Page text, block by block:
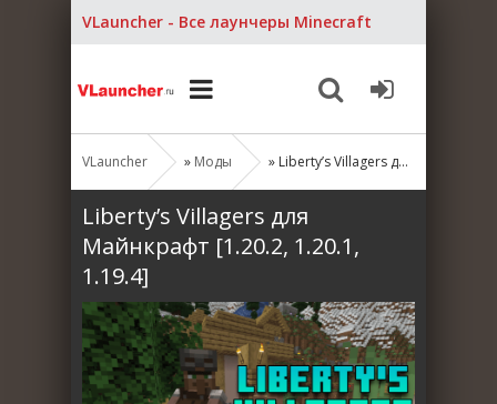
VLauncher - Все лаунчеры Minecraft
VLauncher » Моды » Liberty’s Villagers для Майнкрафт [1.20.2, 1.20.1, 1.19.4]
Liberty’s Villagers для
Майнкрафт [1.20.2, 1.20.1,
1.19.4]